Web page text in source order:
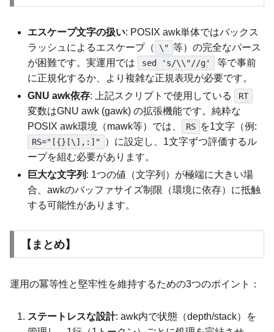
エスケープ文字の扱い: POSIX awk単体ではバックス
ラッシュによるエスケープ（
\" 等）の完全なパース
が困難です。実運用では
sed 's/\\"//g'
等で事前
に正規化するか、より複雑な正規表現が必要です。
GNU awk依存: 上記スクリプトで使用している RT
変数はGNU awk (gawk) の拡張機能です。純粋な
POSIX awk環境（mawk等）では、
RS を1文字（例:
RS="[{}[\],:]"
）に設定し、1文字ずつ評価するル
ープを組む必要があります。
巨大な文字列 : 1つの値（文字列）が極端に大きい場
合、awkのバッファサイズ制限（環境に依存）に抵触
する可能性があります。
【まとめ】
運用の冪等性と堅牢性を維持するための3つのポイント：
ステートレスな設計: awk内で状態（depth/stack）を